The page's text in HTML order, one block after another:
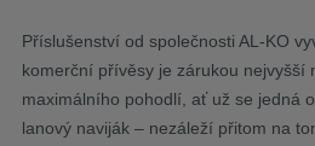
Příslušenství od společnosti AL-KO
komerční přívěsy je zárukou nejvyšší
maximálního pohodlí, ať už se jedná
lanový naviják – nezáleží přitom na